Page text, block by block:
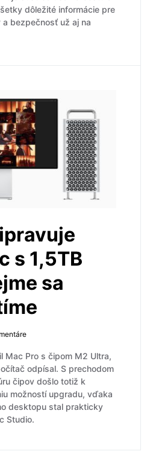
dôležité informácie pre
bezpečnosť už aj na
s 1,5TB
sa
Mac Pro s čipom M2 Ultra,
odpísal. S prechodom
čipov došlo totiž k
možností upgradu, vďaka
desktopu stal prakticky
Studio.